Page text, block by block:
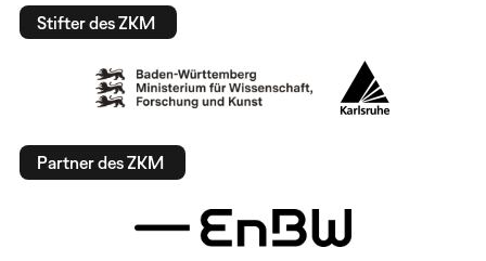
Stifter des ZKM
Partner des ZKM